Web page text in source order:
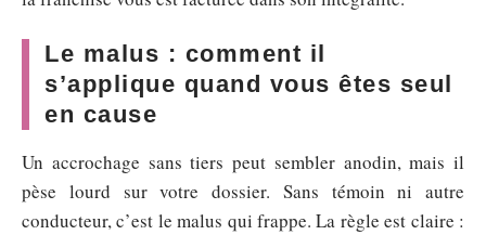
Le malus : comment il
s’applique quand vous êtes seul
en cause
Un accrochage sans tiers peut sembler anodin, mais il
pèse lourd sur votre dossier. Sans témoin ni autre
conducteur, c’est le malus qui frappe. La règle est claire :